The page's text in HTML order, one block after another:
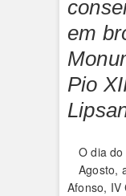
em
Pio
O dia
Agosto,
Afonso, IV